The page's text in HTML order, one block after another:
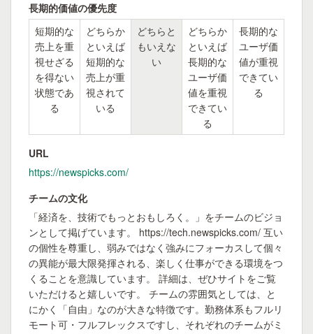
長期的価値の優先度
短期的な
売上を重
視せざる
を得ない
状態であ
る
どちらか
といえば
短期的な
売上が重
視されて
いる
どちらと
もいえな
い
どちらか
といえば
長期的な
ユーザ価
値を重視
できてい
る
長期的な
ユーザ価
値が重視
できてい
る
URL
https://newspicks.com/
チームの文化
「経済を、技術でもっとおもしろく。」をチームのビジョ
ンとして掲げています。 https://tech.newspicks.com/ 互い
の個性を尊重し、弱みではなく強みにフォーカスして個々
の異能が最大限発揮される、楽しく仕事ができる環境をつ
くることを意識しています。 詳細は、ぜひサイトをご覧
いただけると嬉しいです。 チームの雰囲気としては、と
にかく「自由」なのが大きな特徴です。勤務体系もフルリ
モート可・フルフレックスですし、それぞれのチームがミ